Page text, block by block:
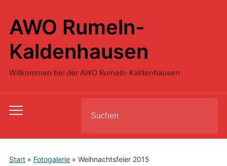
AWO Rumeln-
Kaldenhausen
Willkommen bei der AWO Rumeln-Kaldenhausen
Toggle
menu
for:
Start» Fotogalerie» Weihnachtsfeier 2015